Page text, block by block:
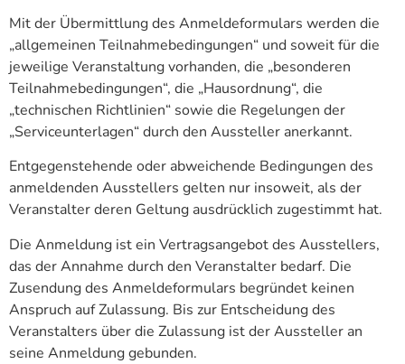
Mit der Übermittlung des Anmeldeformulars werden die
„allgemeinen Teilnahmebedingungen“ und soweit für die
jeweilige Veranstaltung vorhanden, die „besonderen
Teilnahmebedingungen“, die „Hausordnung“, die
„technischen Richtlinien“ sowie die Regelungen der
„Serviceunterlagen“ durch den Aussteller anerkannt.
Entgegenstehende oder abweichende Bedingungen des
anmeldenden Ausstellers gelten nur insoweit, als der
Veranstalter deren Geltung ausdrücklich zugestimmt hat.
Die Anmeldung ist ein Vertragsangebot des Ausstellers,
das der Annahme durch den Veranstalter bedarf. Die
Zusendung des Anmeldeformulars begründet keinen
Anspruch auf Zulassung. Bis zur Entscheidung des
Veranstalters über die Zulassung ist der Aussteller an
seine Anmeldung gebunden.